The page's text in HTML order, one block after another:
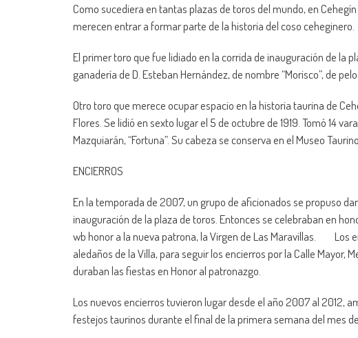
Como sucediera en tantas plazas de toros del mundo, en
merecen entrar a formar parte de la historia del coso ceheginero.
El primer toro que fue lidiado en la corrida de inauguración de la
ganadería de D. Esteban Hernández, de nombre “Morisco”, de
Otro toro que merece ocupar espacio en la historia taurina de
Flores. Se lidió en sexto lugar el 5 de octubre de 1919. Tomó 14
Mazquiarán, “Fortuna”. Su cabeza se conserva en el Museo
ENCIERROS
En la temporada de 2007, un grupo de aficionados se propuso
inauguración de la plaza de toros. Entonces se celebraban en
wb honor a la nueva patrona, la Virgen de Las Maravillas. Los
aledaños de la Villa, para seguir los encierros por la Calle Mayor,
duraban las fiestas en Honor al patronazgo.
Los nuevos encierros tuvieron lugar desde el año 2007 al 2012,
festejos taurinos durante el final de la primera semana del mes